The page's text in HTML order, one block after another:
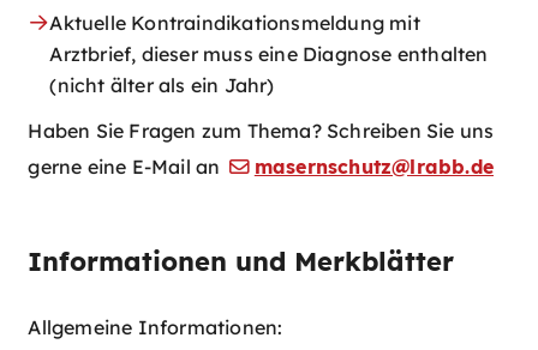
Aktuelle Kontraindikationsmeldung mit
Arztbrief, dieser muss eine Diagnose enthalten
(nicht älter als ein Jahr)
Haben Sie Fragen zum Thema? Schreiben Sie uns
gerne eine E-Mail an
masernschutz@lrabb.de
Informationen und Merkblätter
Allgemeine Informationen: